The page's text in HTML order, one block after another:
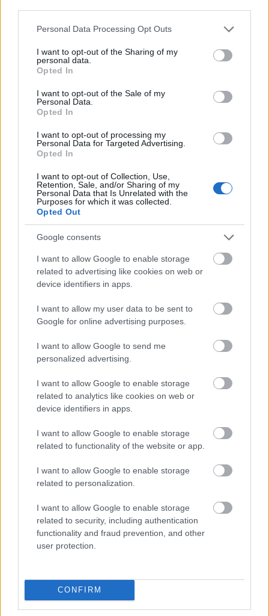
Please note that this website/app uses one or more Google
not limited to your visit or usage behaviour. You may click to
grant or deny consent to Google and its third-party tags to
use your data for below specified purposes in below Google
consent section.
Personal Data Processing Opt Outs
I want to opt-out of the Sharing of my
personal data.
Opted In
I want to opt-out of the Sale of my
Personal Data.
Opted In
I want to opt-out of processing my
Personal Data for Targeted Advertising.
Opted In
I want to opt-out of Collection, Use,
Retention, Sale, and/or Sharing of my
Personal Data that Is Unrelated with the
Purposes for which it was collected.
Opted Out
Google consents
I want to allow Google to enable storage
related to advertising like cookies on web or
device identifiers in apps.
I want to allow my user data to be sent to
Google for online advertising purposes.
I want to allow Google to send me
personalized advertising.
I want to allow Google to enable storage
related to analytics like cookies on web or
device identifiers in apps.
I want to allow Google to enable storage
related to functionality of the website or app.
I want to allow Google to enable storage
related to personalization.
I want to allow Google to enable storage
related to security, including authentication
functionality and fraud prevention, and other
user protection.
CONFIRM
többek között összehozza a kiválasztott művészeket
a legnépszerűbb promóterekkel, a rádióállomásokat
pedig demográfiai kimutatásokkal és az oldal
látogatottsági adataival fogja ellátni, így próbálva
listájukra. Ezen kívül természetesen a közösségi
oldalakon is jelen lesz a program, ahol a
akárhányszor egy barátjuk rákattint egy általuk
közzétett Lift-témájú linkre.
A kiválasztási procedúra mikéntjére eddig nem
derült fény, noha a nyolc közül az első szerencsést
már ki is jelölték Jessie J személyében, aki a
Universallal áll szerződésben. A
McDonald’s szponzorációja mellett már a
legnagyobb lemezkiadók támogatását is magáénak
tudhatja (ami nem meglepő, hiszen a 2009 végén
indított Vevo a Universal és a Sony közös
vállalkozása, mely az EMI-jal is megállapodott már,
Group maradt ki eddig az együttműködésből).
Tóth Anett
egyesület
támogatásával készül.
http://vevo.com(nálunk még egy "
aloldalra irányítva)
http://www.facebook.com/VEVO